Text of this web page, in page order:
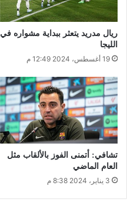
ريال مدريد يتعثر ببداية مشواره في
الليجا
19 أغسطس، 2024 12:49 م
تشافي: أتمنى الفوز بالألقاب مثل
العام الماضي
3 يناير، 2024 8:38 م